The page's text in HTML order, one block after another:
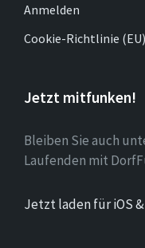
Anmelden
Cookie-Richtlinie (EU)
Jetzt mitfunken!
Bleiben Sie auch
Laufenden mit
Jetzt laden für iOS